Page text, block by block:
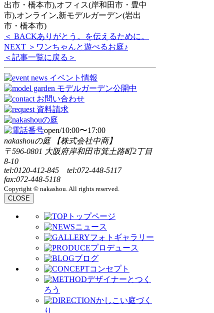
出市・橋本市),オフィス(岸和田市・豊中
市),オンライン,新モデルガーデン(岩出
市・橋本市)
＜ BACKありがとう。を伝えるために。
NEXT ＞ ワンちゃんと遊べるお庭♪
＜記事一覧に戻る＞
open/10:00〜17:00
nakashouの庭 【株式会社中商】
〒596-0801 大阪府岸和田市箕土路町2丁目
8-10
tel:0120-412-845 tel:072-448-5117
fax:072-448-5118
Copyright © nakashou. All rights reserved.
CLOSE
トップページ
ニュース
フォトギャラリー
プロデュース
ブログ
コンセプト
デザイナーとつく
ろう
かしこい庭づく
り